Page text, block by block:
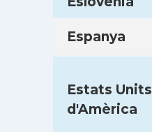
Espanya
Estats Units
d'Amèrica